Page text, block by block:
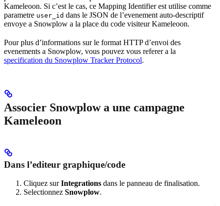
Kameleoon. Si c’est le cas, ce Mapping Identifier est utilise comme
parametre user_id dans le JSON de l’evenement auto-descriptif
envoye a Snowplow a la place du code visiteur Kameleoon.
Pour plus d’informations sur le format HTTP d’envoi des
evenements a Snowplow, vous pouvez vous referer a la
specification du Snowplow Tracker Protocol.
Associer Snowplow a une campagne
Kameleoon
Dans l’editeur graphique/code
Cliquez surIntegrations dans le panneau de finalisation.
Selectionnez Snowplow.